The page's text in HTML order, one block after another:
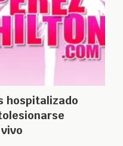
hospitalizado